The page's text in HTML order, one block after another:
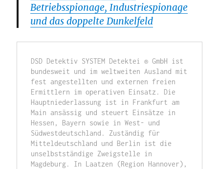
Betriebsspionage, Industriespionage
und das doppelte Dunkelfeld
DSD Detektiv SYSTEM Detektei ® GmbH ist
bundesweit und im weltweiten Ausland mit
fest angestellten und externen freien
Ermittlern im operativen Einsatz. Die
Hauptniederlassung ist in Frankfurt am
Main ansässig und steuert Einsätze in
Hessen, Bayern sowie in West- und
Südwestdeutschland. Zuständig für
Mitteldeutschland und Berlin ist die
unselbstständige Zweigstelle in
Magdeburg. In Laatzen (Region Hannover),